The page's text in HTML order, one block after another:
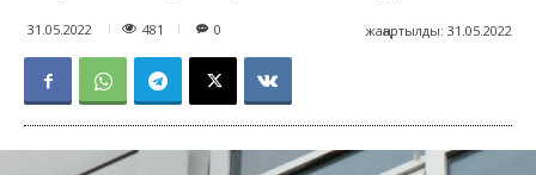
31.05.2022 481 жаңартылды: 31.05.2022
0